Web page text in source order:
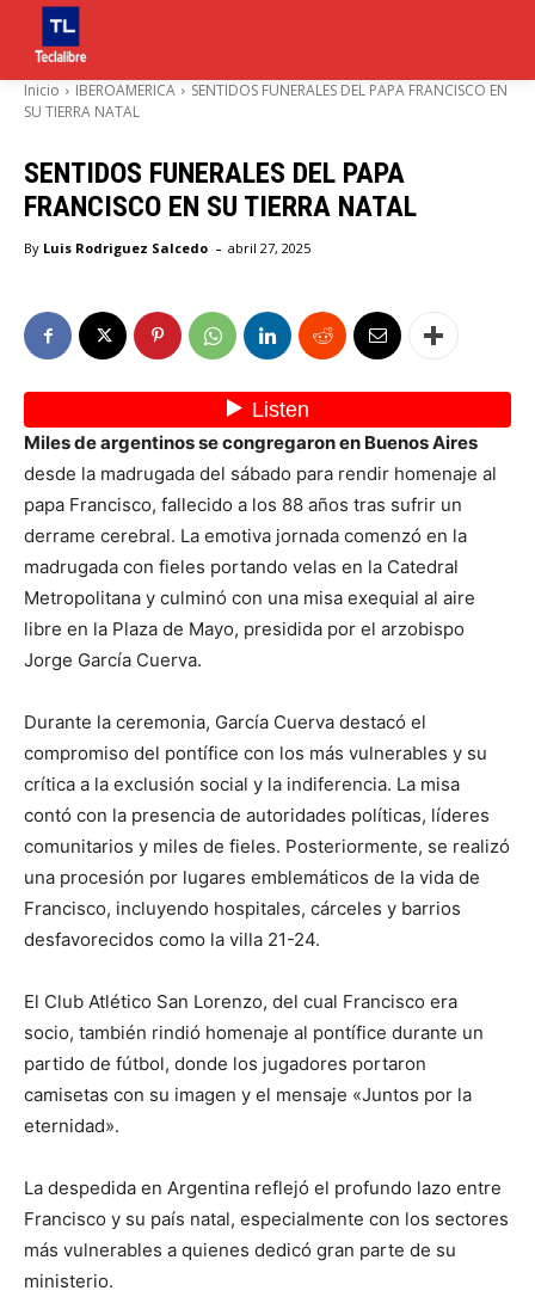
Inicio IBEROAMERICA
SENTIDOS FUNERALES DEL PAPA FRANCISCO EN
SU TIERRA NATAL
SENTIDOS FUNERALES DEL PAPA
FRANCISCO EN SU TIERRA NATAL
By Luis Rodriguez Salcedo - abril 27, 2025
Miles de argentinos se congregaron en Buenos Aires
desde la madrugada del sábado para rendir homenaje al
papa Francisco, fallecido a los 88 años tras sufrir un
derrame cerebral. La emotiva jornada comenzó en la
madrugada con fieles portando velas en la Catedral
Metropolitana y culminó con una misa exequial al aire
libre en la Plaza de Mayo, presidida por el arzobispo
Jorge García Cuerva. ​
Durante la ceremonia, García Cuerva destacó el
compromiso del pontífice con los más vulnerables y su
crítica a la exclusión social y la indiferencia. La misa
contó con la presencia de autoridades políticas, líderes
comunitarios y miles de fieles. Posteriormente, se realizó
una procesión por lugares emblemáticos de la vida de
Francisco, incluyendo hospitales, cárceles y barrios
desfavorecidos como la villa 21-24. ​
El Club Atlético San Lorenzo, del cual Francisco era
socio, también rindió homenaje al pontífice durante un
partido de fútbol, donde los jugadores portaron
camisetas con su imagen y el mensaje «Juntos por la
eternidad». ​
La despedida en Argentina reflejó el profundo lazo entre
Francisco y su país natal, especialmente con los sectores
más vulnerables a quienes dedicó gran parte de su
ministerio.​